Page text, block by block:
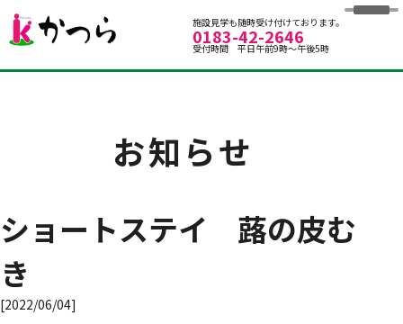
グループホームかつら
施設見学も随時受け付けております。
0183-42-2646
受付時間 平日午前9時～午後5時
お知らせ
ショートステイ 蕗の皮む
き
[2022/06/04]